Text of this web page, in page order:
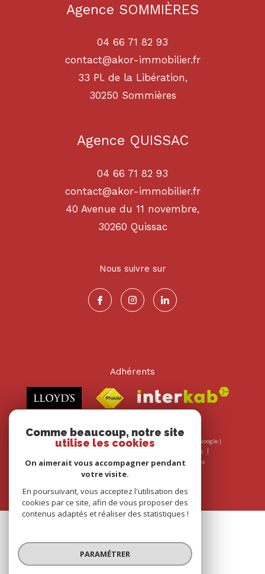
Agence SOMMIÈRES
04 66 71 82 93
contact@akor-immobilier.fr
33 Pl. de la Libération,
30250
sommières
Agence QUISSAC
04 66 71 82 93
contact@akor-immobilier.fr
40 Avenue du 11 novembre,
30260
quissac
Nous suivre sur
Adhérents
© 2026 | Tous droits réservés | Traduction powered by Google |
Mentions légales
Admin
Nos liens Politique RGPD Cookies
Comme beaucoup, notre site
utilise les cookies
On aimerait vous accompagner pendant
votre visite.
En poursuivant, vous acceptez l'utilisation des
cookies par ce site, afin de vous proposer des
contenus adaptés et réaliser des statistiques !
PARAMÉTRER